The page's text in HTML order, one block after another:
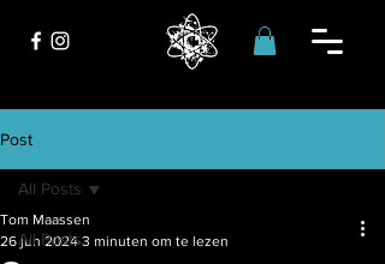
Post
All Posts
All Posts
Tom Maassen
26 jun 2024 3 minuten om te lezen